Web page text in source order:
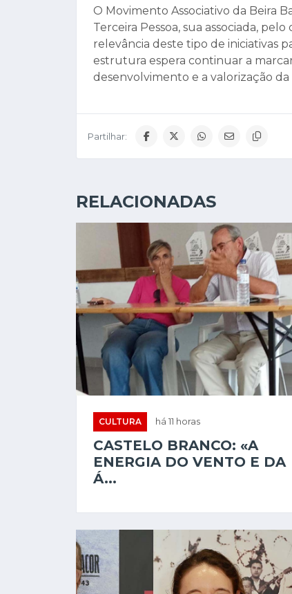
O Movimento Associativo da Beira
Terceira Pessoa, sua associada,
relevância deste tipo de iniciativas
estrutura espera continuar a
desenvolvimento e a valorização da
Partilhar:
RELACIONADAS
CULTURA há 11 horas
CASTELO BRANCO: «A
ENERGIA DO VENTO E DA
Á...